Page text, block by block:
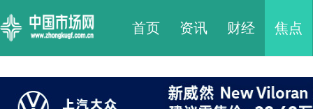
首页 资讯 财经 焦点